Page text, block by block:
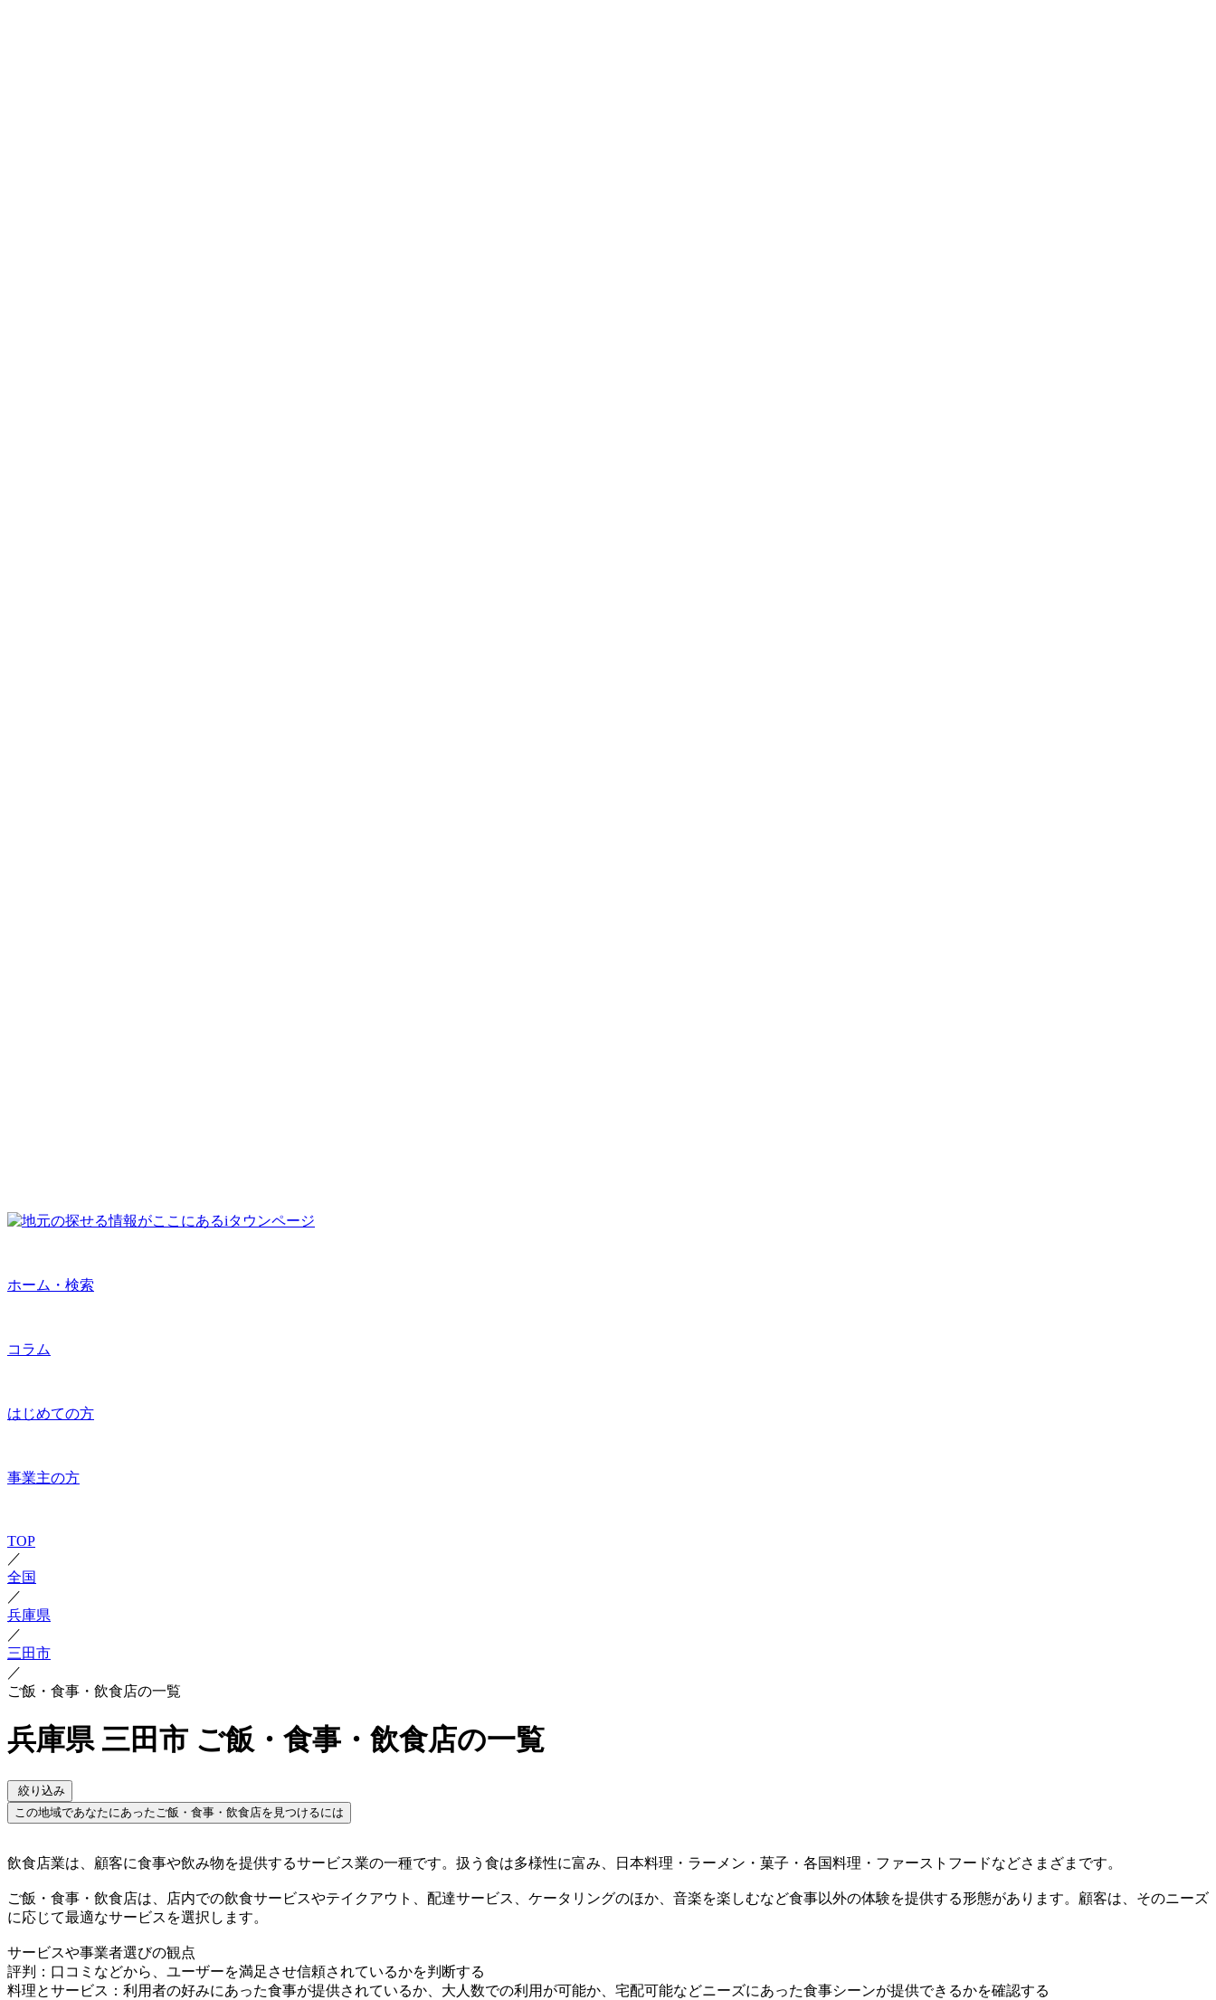
ホーム・検索
コラム
はじめての方
事業主の方
TOP
／
全国
／
兵庫県
／
三田市
／
ご飯・食事・飲食店の一覧
兵庫県 三田市 ご飯・食事・飲食店の一覧
絞り込み
この地域であなたにあったご飯・食事・飲食店を見つけるには
飲食店業は、顧客に食事や飲み物を提供するサービス業の一種です。扱う食は多様性に富み、日本料理・ラーメン・菓子・各国料理・ファーストフードなどさまざまです。
ご飯・食事・飲食店は、店内での飲食サービスやテイクアウト、配達サービス、ケータリングのほか、音楽を楽しむなど食事以外の体験を提供する形態があります。顧客は、そのニーズ
に応じて最適なサービスを選択します。
サービスや事業者選びの観点
評判：口コミなどから、ユーザーを満足させ信頼されているかを判断する
料理とサービス：利用者の好みにあった食事が提供されているか、大人数での利用が可能か、宅配可能などニーズにあった食事シーンが提供できるかを確認する